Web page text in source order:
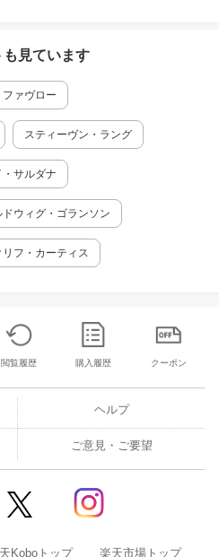
も見ています
ファヴロー
スティーヴン・ラング
・サルダナ
ドウィグ・ゴランソン
リフ・カーティス
閲覧履歴 購入履歴 クーポン
ヘルプ
ご意見・ご要望
Koboトップ 楽天市場トップ